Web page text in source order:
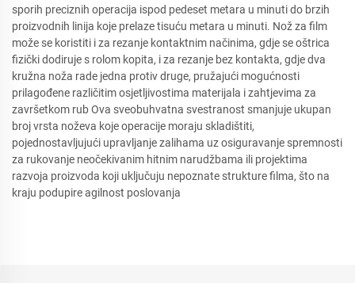
sporih preciznih operacija ispod pedeset metara u minuti do brzih
proizvodnih linija koje prelaze tisuću metara u minuti. Nož za film
može se koristiti i za rezanje kontaktnim načinima, gdje se oštrica
fizički dodiruje s rolom kopita, i za rezanje bez kontakta, gdje dva
kružna noža rade jedna protiv druge, pružajući mogućnosti
prilagođene različitim osjetljivostima materijala i zahtjevima za
završetkom rub Ova sveobuhvatna svestranost smanjuje ukupan
broj vrsta noževa koje operacije moraju skladištiti,
pojednostavljujući upravljanje zalihama uz osiguravanje spremnosti
za rukovanje neočekivanim hitnim narudžbama ili projektima
razvoja proizvoda koji uključuju nepoznate strukture filma, što na
kraju podupire agilnost poslovanja